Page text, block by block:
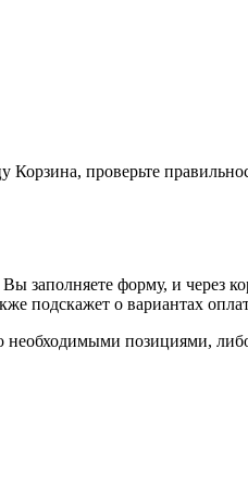
Корзина, проверьте
заполняете форму, и через
подскажет о вариантах
необходимыми позициями,